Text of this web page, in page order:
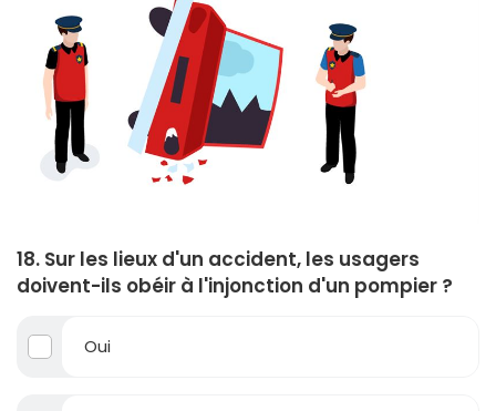
18. Sur les lieux d'un accident, les usagers
doivent-ils obéir à l'injonction d'un pompier ?
Oui